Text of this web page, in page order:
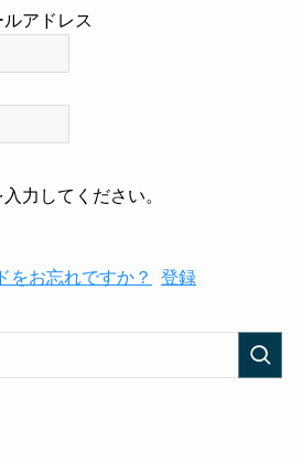
アドレス
力してください。
をお忘れですか？ 登録